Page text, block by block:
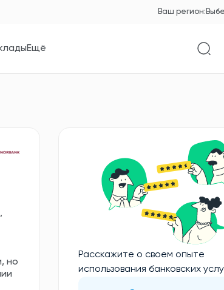
Ваш регион:
Ещё
но
Расскажите о своем опыте
использования банковских